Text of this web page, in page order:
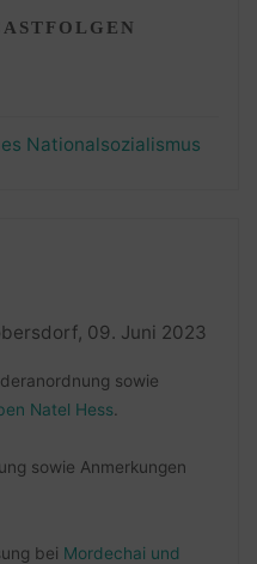
Nationalsozialismus
sowie
Natel Hess
sowie Anmerkungen
bei Mordechai und